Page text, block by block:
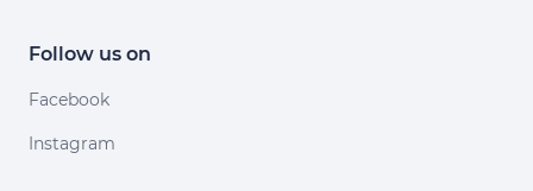
Follow us on
Facebook
Instagram